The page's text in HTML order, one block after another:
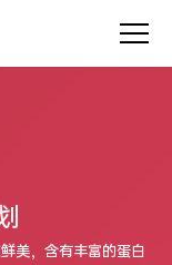
美，含有丰富的蛋白